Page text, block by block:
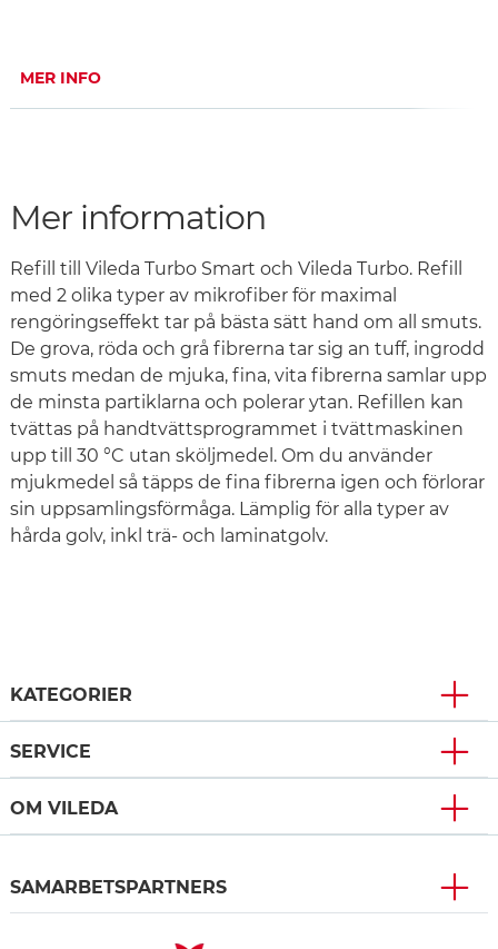
MER INFO
Mer information
Refill till Vileda Turbo Smart och Vileda Turbo. Refill
med 2 olika typer av mikrofiber för maximal
rengöringseffekt tar på bästa sätt hand om all smuts.
De grova, röda och grå fibrerna tar sig an tuff, ingrodd
smuts medan de mjuka, fina, vita fibrerna samlar upp
de minsta partiklarna och polerar ytan. Refillen kan
tvättas på handtvättsprogrammet i tvättmaskinen
upp till 30 °C utan sköljmedel. Om du använder
mjukmedel så täpps de fina fibrerna igen och förlorar
sin uppsamlingsförmåga. Lämplig för alla typer av
hårda golv, inkl trä- och laminatgolv.
KATEGORIER
SERVICE
OM VILEDA
SAMARBETSPARTNERS